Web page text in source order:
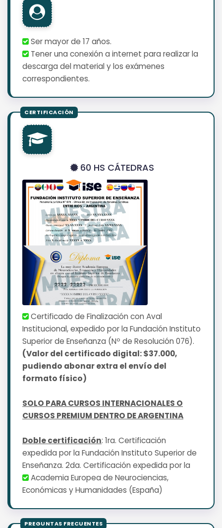
Ser mayor de 17 años.
Tener una conexión a internet para realizar la
descarga del material y los exámenes
correspondientes.
60 HS CÁTEDRAS
Certificado de Finalización con Aval
Institucional, expedido por la Fundación Instituto
Superior de Enseñanza (Nº de Resolución 076).
(Valor del certificado digital: $37.000,
pudiendo abonar extra el envío del
formato físico)
SOLO PARA CURSOS INTERNACIONALES O
CURSOS PREMIUM DENTRO DE ARGENTINA
Doble certificación: 1ra. Certificación
expedida por la Fundación Instituto Superior de
Enseñanza. 2da. Certificación expedida por la
Academia Europea de Neurociencias,
Económicas y Humanidades (España)